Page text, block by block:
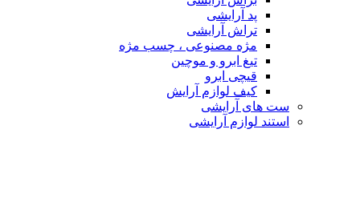
پد آرایشی
تراش آرایشی
مژه مصنوعی ، چسب مژه
تیغ ابرو و موچین
قیچی ابرو
کیف لوازم آرایش
ست های آرایشی
استند لوازم آرایشی